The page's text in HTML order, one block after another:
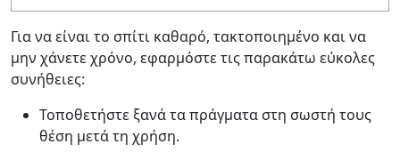
Για να είναι το σπίτι καθαρό, τακτοποιημένο και να
μην χάνετε χρόνο, εφαρμόστε τις παρακάτω εύκολες
συνήθειες:
Τοποθετήστε ξανά τα πράγματα στη σωστή τους
θέση μετά τη χρήση.